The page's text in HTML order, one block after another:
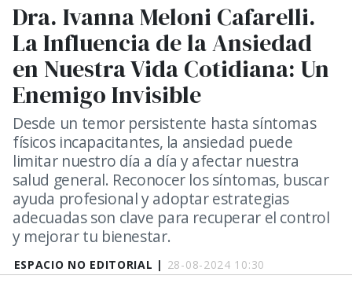
ESPACIO NO EDITORIAL | 28-08-2024 10:30
Dra. Ivanna Meloni Cafarelli.
La Influencia de la Ansiedad
en Nuestra Vida Cotidiana: Un
Enemigo Invisible
Desde un temor persistente hasta síntomas
físicos incapacitantes, la ansiedad puede
limitar nuestro día a día y afectar nuestra
salud general. Reconocer los síntomas, buscar
ayuda profesional y adoptar estrategias
adecuadas son clave para recuperar el control
y mejorar tu bienestar.